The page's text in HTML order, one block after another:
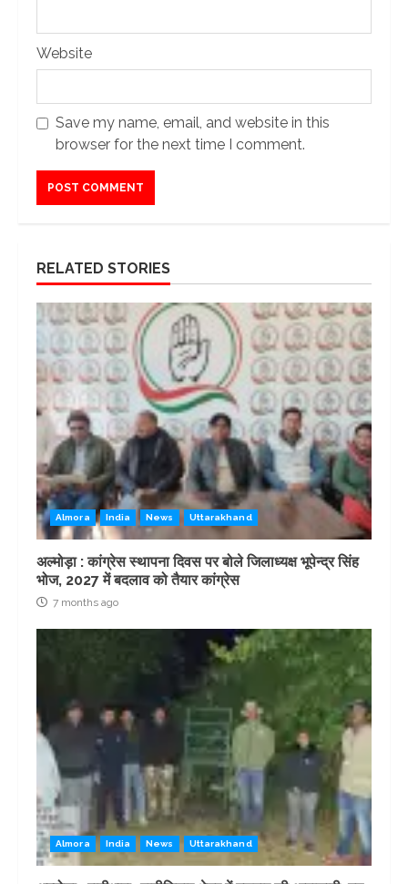
Website
Save my name, email, and website in this
browser for the next time I comment.
RELATED STORIES
Almora India News Uttarakhand
अल्मोड़ा : कांग्रेस स्थापना दिवस पर बोले जिलाध्यक्ष भूपेन्द्र सिंह
भोज, 2027 में बदलाव को तैयार कांग्रेस
7 months ago
Almora India News Uttarakhand